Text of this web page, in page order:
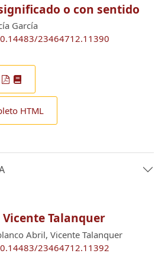
o con sentido
García
23464712.11390
HTML
Talanquer
Abril, Vicente Talanquer
23464712.11392